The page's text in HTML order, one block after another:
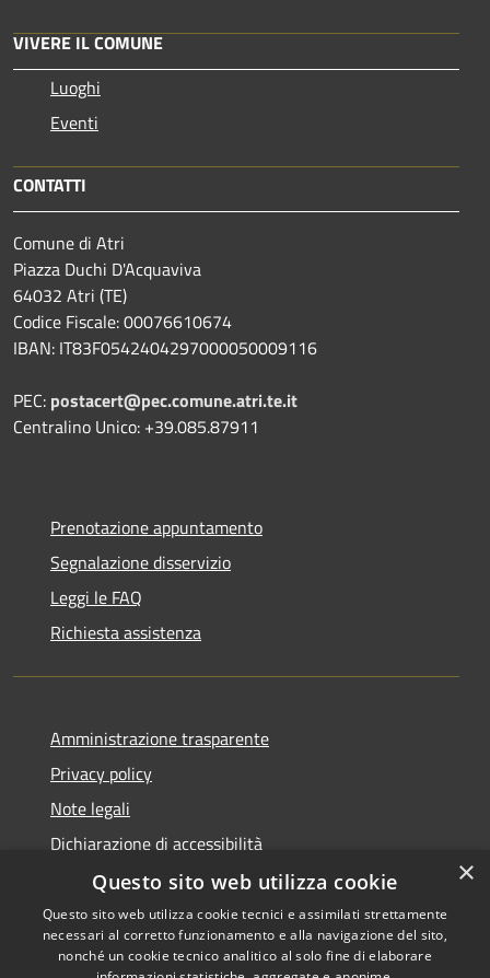
VIVERE IL COMUNE
Luoghi
Eventi
CONTATTI
Comune di Atri
Piazza Duchi D'Acquaviva
64032 Atri (TE)
Codice Fiscale: 00076610674
IBAN: IT83F0542404297000050009116
PEC: postacert@pec.comune.atri.te.it
Centralino Unico: +39.085.87911
Prenotazione appuntamento
Segnalazione disservizio
Leggi le FAQ
Richiesta assistenza
Amministrazione trasparente
Privacy policy
Note legali
Dichiarazione di accessibilità
Copyright © 2026 • Comune di
×
Questo sito web utilizza cookie
Questo sito web utilizza cookie tecnici e assimilati strettamente
necessari al corretto funzionamento e alla navigazione del sito,
nonché un cookie tecnico analitico al solo fine di elaborare